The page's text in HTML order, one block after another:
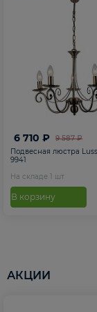
9 587 ₽
6 710 ₽
Подвесная люстра
9941
На складе 1 шт
В корзину
АКЦИИ